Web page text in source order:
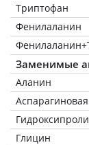
Триптофан
Фенилаланин
Заменимые
Аланин
Глицин